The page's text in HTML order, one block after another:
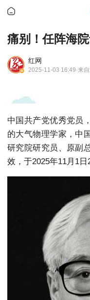
痛别！任阵海
红网
2025-11-03 16:49·来
中国共产党优秀党员
的大气物理学家，中
研究院研究员、原副
效，于2025年11月1日